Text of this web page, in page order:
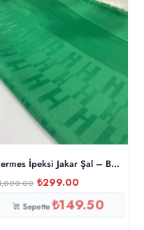
İpeksi Jakar Şal – Benetton
₺299.00
Sepette₺149.50